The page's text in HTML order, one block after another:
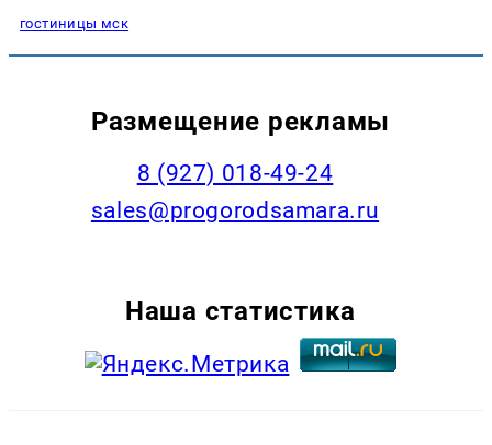
гостиницы мск
Размещение рекламы
8 (927) 018-49-24
sales@progorodsamara.ru
Наша статистика